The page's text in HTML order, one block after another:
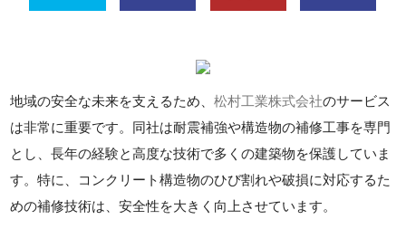
地域の安全な未来を支えるため、松村工業株式会社のサービス
は非常に重要です。同社は耐震補強や構造物の補修工事を専門
とし、長年の経験と高度な技術で多くの建築物を保護していま
す。特に、コンクリート構造物のひび割れや破損に対応するた
めの補修技術は、安全性を大きく向上させています。